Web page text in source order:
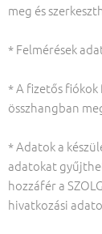
meg és
* Felmérések
* A fizetős
összhangban
* Adatok a
adatokat
hozzáfér a
hivatkozási